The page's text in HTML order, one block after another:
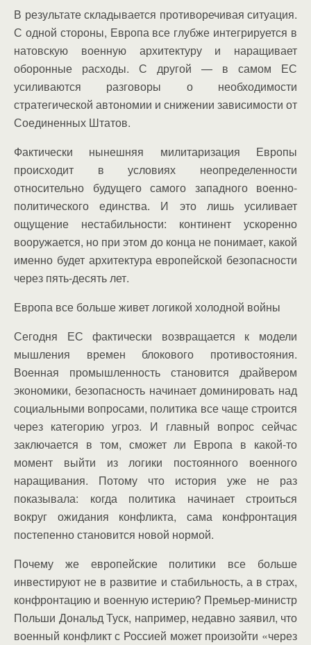
В результате складывается противоречивая ситуация.
С одной стороны, Европа все глубже интегрируется в
натовскую военную архитектуру и наращивает
оборонные расходы. С другой — в самом ЕС
усиливаются разговоры о необходимости
стратегической автономии и снижении зависимости от
Соединенных Штатов.
Фактически нынешняя милитаризация Европы
происходит в условиях неопределенности
относительно будущего самого западного военно-
политического единства. И это лишь усиливает
ощущение нестабильности: континент ускоренно
вооружается, но при этом до конца не понимает, какой
именно будет архитектура европейской безопасности
через пять-десять лет.
Европа все больше живет логикой холодной войны
Сегодня ЕС фактически возвращается к модели
мышления времен блокового противостояния.
Военная промышленность становится драйвером
экономики, безопасность начинает доминировать над
социальными вопросами, политика все чаще строится
через категорию угроз. И главный вопрос сейчас
заключается в том, сможет ли Европа в какой-то
момент выйти из логики постоянного военного
наращивания. Потому что история уже не раз
показывала: когда политика начинает строиться
вокруг ожидания конфликта, сама конфронтация
постепенно становится новой нормой.
Почему же европейские политики все больше
инвестируют не в развитие и стабильность, а в страх,
конфронтацию и военную истерию? Премьер-министр
Польши Дональд Туск, например, недавно заявил, что
военный конфликт с Россией может произойти «через